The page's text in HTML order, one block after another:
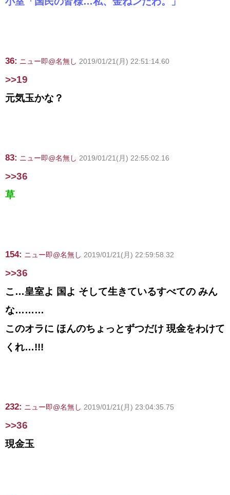
36: ニュー即@名無し 2019/01/21(月) 22:51:14.60
>>19
元気玉かな？
83: ニュー即@名無し 2019/01/21(月) 22:55:02.16
>>36
草
154: ニュー即@名無し 2019/01/21(月) 22:59:58.32
>>36
こ…皇室よ 国よ そして生きているすべての みん
な………
このオラに ほんのちょっとずつだけ 現金をわけて
くれ…!!!
232: ニュー即@名無し 2019/01/21(月) 23:04:35.75
>>36
現金玉